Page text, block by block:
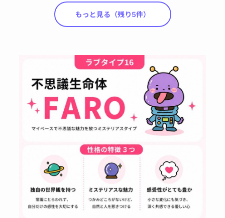
もっと見る（残り5件）